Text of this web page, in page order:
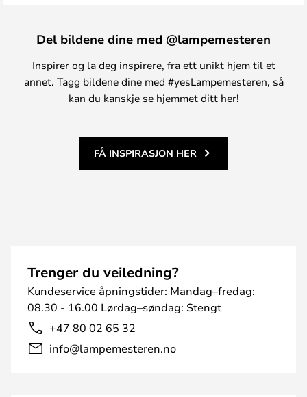
Del bildene dine med @lampemesteren
Inspirer og la deg inspirere, fra ett unikt hjem til et
annet. Tagg bildene dine med #yesLampemesteren, så
kan du kanskje se hjemmet ditt her!
FÅ INSPIRASJON HER
Trenger du veiledning?
Kundeservice åpningstider: Mandag–fredag:
08.30 - 16.00 Lørdag–søndag: Stengt
+47 80 02 65 32
info@lampemesteren.no